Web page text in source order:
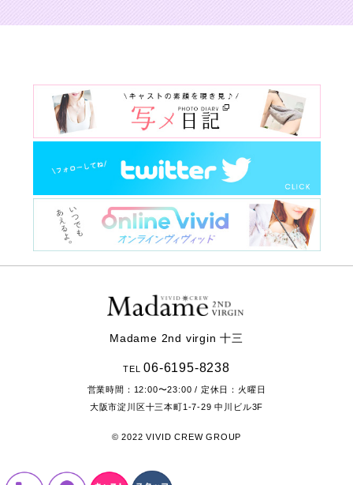
Madame 2nd virgin 十三
TEL06-6195-8238
営業時間： 12:00〜23:00 / 定休日：火曜日
大阪市淀川区十三本町1-7-29 中川ビル3F
© 2022 VIVID CREW GROUP